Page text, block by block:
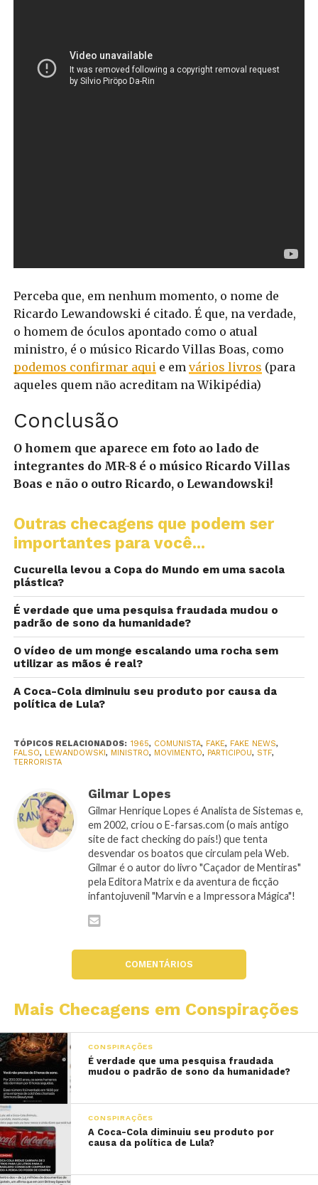
Perceba que, em nenhum momento, o nome de
Ricardo Lewandowski é citado. É que, na verdade,
o homem de óculos apontado como o atual
ministro, é o músico Ricardo Villas Boas, como
podemos confirmar aquie em vários livros (para
aqueles quem não acreditam na Wikipédia)
Conclusão
O homem que aparece em foto ao lado de
integrantes do MR-8 é o músico Ricardo Villas
Boas e não o outro Ricardo, o Lewandowski!
Outras checagens que podem ser
importantes para você...
Cucurella levou a Copa do Mundo em uma sacola
plástica?
É verdade que uma pesquisa fraudada mudou o
padrão de sono da humanidade?
O vídeo de um monge escalando uma rocha sem
utilizar as mãos é real?
A Coca-Cola diminuiu seu produto por causa da
política de Lula?
TÓPICOS RELACIONADOS: 1965, COMUNISTA, FAKE, FAKE NEWS,
FALSO, LEWANDOWSKI , MINISTRO, MOVIMENTO, PARTICIPOU, STF,
TERRORISTA
Gilmar Lopes
Gilmar Henrique Lopes é Analista de Sistemas e,
em 2002, criou o E-farsas.com (o mais antigo
site de fact checking do país!) que tenta
desvendar os boatos que circulam pela Web.
Gilmar é o autor do livro "Caçador de Mentiras"
pela Editora Matrix e da aventura de ficção
infantojuvenil "Marvin e a Impressora Mágica"!
COMENTÁRIOS
Mais Checagens em Conspirações
CONSPIRAÇÕES
É verdade que uma pesquisa fraudada
mudou o padrão de sono da humanidade?
CONSPIRAÇÕES
A Coca-Cola diminuiu seu produto por
causa da política de Lula?